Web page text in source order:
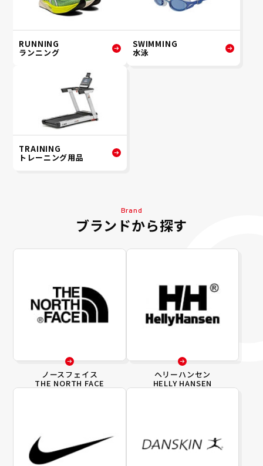
RUNNING
ランニング
SWIMMING
水泳
TRAINING
トレーニング用品
Brand
ブランドから探す
ノースフェイス
THE NORTH FACE
ヘリーハンセン
HELLY HANSEN